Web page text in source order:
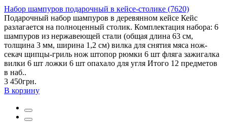
Набор шампуров подарочный в кейсе-столике (7620)
Подарочный набор шампуров в деревянном кейсе Кейс
разлагается на полноценный столик. Комплектация набора: 6
шампуров из нержавеющей стали (общая длина 63 см,
толщина 3 мм, ширина 1,2 см) вилка для снятия мяса нож-
секач щипцы-гриль нож штопор рюмки 6 шт фляга зажигалка
вилки 6 шт ложки 6 шт опахало для угля Итого 12 предметов
в наб..
3 450грн.
В корзину